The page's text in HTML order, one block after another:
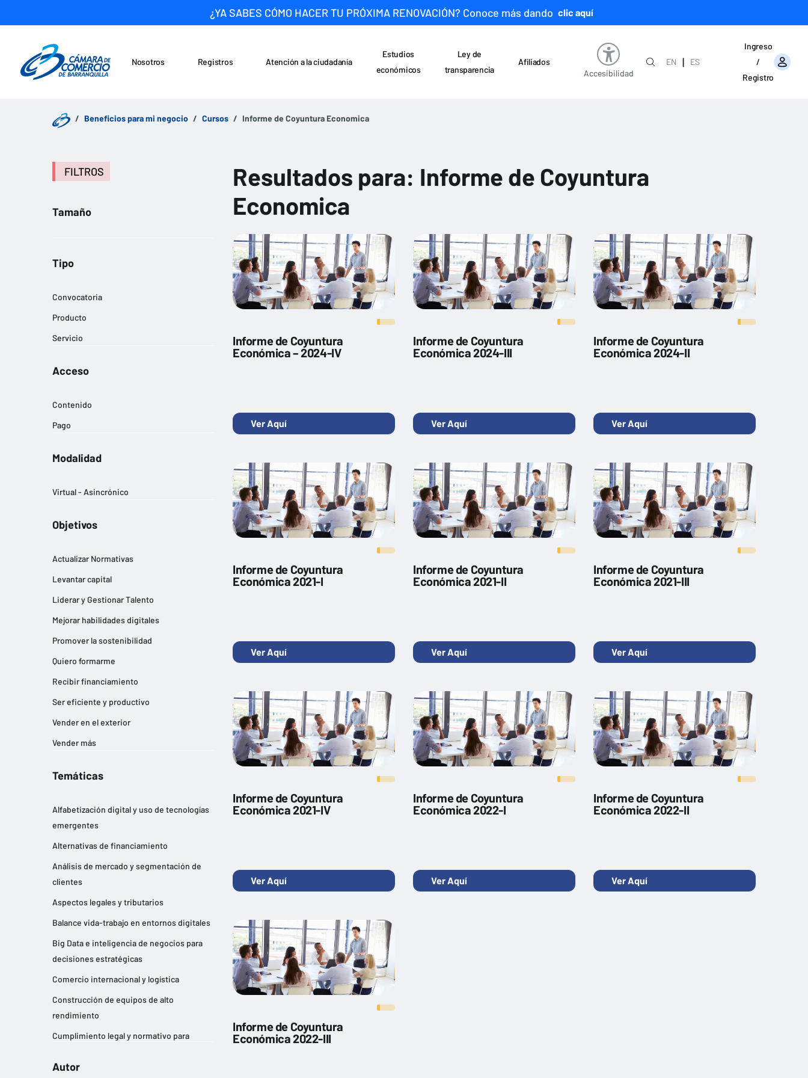
¿YA SABES CÓMO HACER TU PRÓXIMA RENOVACIÓN? Conoce más dando clic aquí
Nosotros Registros
Atención a la ciudadanía
Estudios
económicos
Ley de
transparencia
Afiliados
Accesibilidad
EN |
ES
Ingreso
/
Registro
Beneficios para mi negocio Cursos Informe de Coyuntura Economica
FILTROS
Tamaño
Tipo
Convocatoria
Producto
Servicio
Acceso
Contenido
Pago
Modalidad
Virtual - Asincrónico
Objetivos
Actualizar Normativas
Levantar capital
Liderar y Gestionar Talento
Mejorar habilidades digitales
Promover la sostenibilidad
Quiero formarme
Recibir financiamiento
Ser eficiente y productivo
Vender en el exterior
Vender más
Temáticas
Alfabetización digital y uso de tecnologías
emergentes
Alternativas de financiamiento
Análisis de mercado y segmentación de
clientes
Aspectos legales y tributarios
Balance vida-trabajo en entornos digitales
Big Data e inteligencia de negocios para
decisiones estratégicas
Comercio internacional y logística
Construcción de equipos de alto
rendimiento
Cumplimiento legal y normativo para
Desarrollo de habilidades de liderazgo
Autor
Resultados para: Informe de Coyuntura
Economica
Informe de Coyuntura
Económica – 2024-IV
Ver Aquí
Informe de Coyuntura
Económica 2024-III
Ver Aquí
Informe de Coyuntura
Económica 2024-II
Ver Aquí
Informe de Coyuntura
Económica 2021-I
Ver Aquí
Informe de Coyuntura
Económica 2021-II
Ver Aquí
Informe de Coyuntura
Económica 2021-III
Ver Aquí
Informe de Coyuntura
Económica 2021-IV
Ver Aquí
Informe de Coyuntura
Económica 2022-I
Ver Aquí
Informe de Coyuntura
Económica 2022-II
Ver Aquí
Informe de Coyuntura
Económica 2022-III